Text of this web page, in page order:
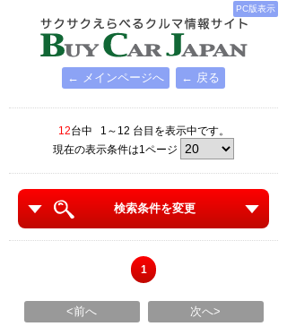
PC版表示
← メインページへ ← 戻る
12台中 1～12 台目を表示中です。
現在の表示条件は1ページ
検索条件を変更
1
<前へ 次へ>